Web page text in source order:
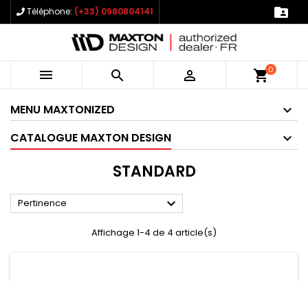
Téléphone: (+33) 0980804141 
   shopping_cart0
MENU MAXTONIZED
CATALOGUE MAXTON DESIGN
STANDARD
Pertinence 
Affichage 1-4 de 4 article(s)